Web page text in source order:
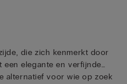
die zich kenmerkt door
een elegante en verfijnde
alternatief voor wie op zoek